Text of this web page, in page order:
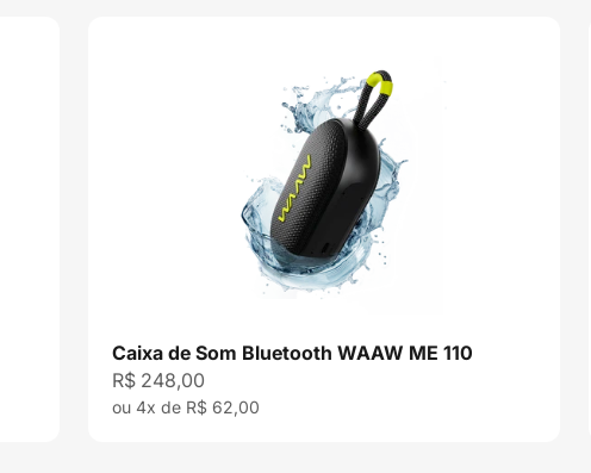
Caixa de Som Bluetooth WAAW ME 110
Preço promocional
R$ 248,00
ou 4x de R$ 62,00